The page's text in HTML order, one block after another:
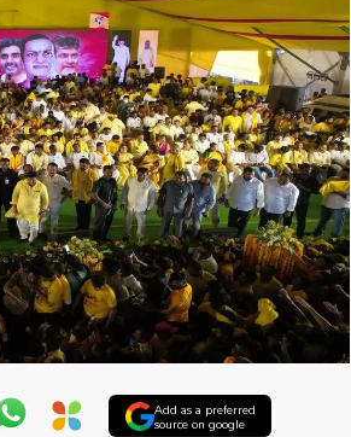
Add as a preferred
source on google